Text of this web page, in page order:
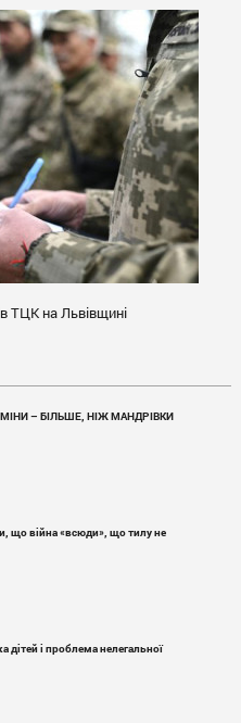
ТЦК на Львівщині
– БІЛЬШЕ, НІЖ МАНДРІВКИ
що війна «всюди», що тилу не
дітей і проблема нелегальної